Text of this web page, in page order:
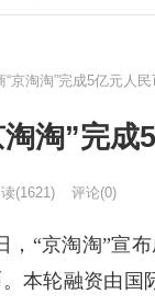
“京淘淘”完成5亿元人
淘”完成
(1621) 评论(0)
，“京淘淘”宣
本轮融资由国